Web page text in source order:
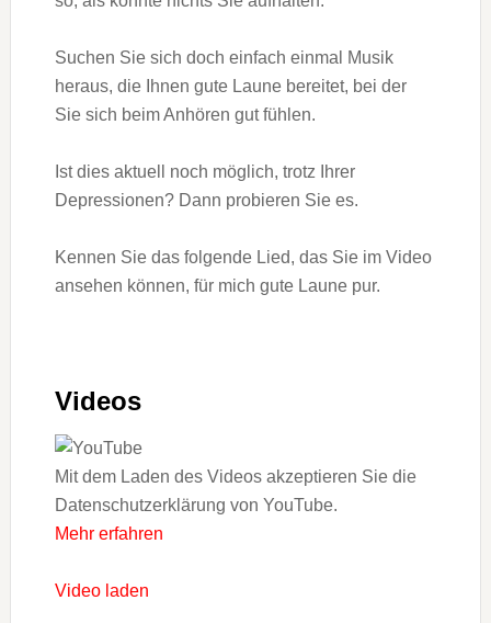
Suchen Sie sich doch einfach einmal Musik
heraus, die Ihnen gute Laune bereitet, bei der
Sie sich beim Anhören gut fühlen.
Ist dies aktuell noch möglich, trotz Ihrer
Depressionen? Dann probieren Sie es.
Kennen Sie das folgende Lied, das Sie im Video
ansehen können, für mich gute Laune pur.
Videos
Mit dem Laden des Videos akzeptieren Sie die
Datenschutzerklärung von YouTube.
Mehr erfahren
Video laden